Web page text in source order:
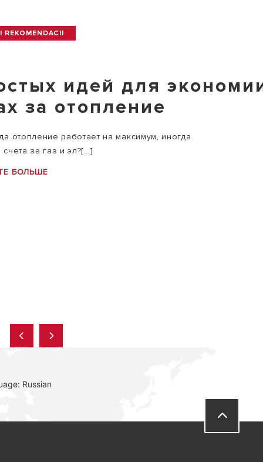
REKOMENDACII
идей для
за отопление
отопление работает на максимум, иногда
за газ и эл?[...]
БОЛЬШЕ
Russian